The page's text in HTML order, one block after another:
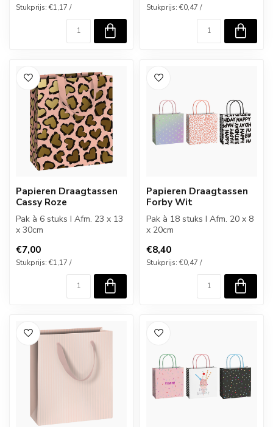
Stukprijs: €1,17 / Stukprijs: €0,47 /
Papieren Draagtassen
Cassy Roze
Pak à 6 stuks I Afm. 23 x 13
x 30cm
€7,00
Stukprijs: €1,17 /
Papieren Draagtassen
Forby Wit
Pak à 18 stuks I Afm. 20 x 8
x 20cm
€8,40
Stukprijs: €0,47 /